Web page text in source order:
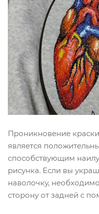
Проникновение
является
способствующим
рисунка. Если вы
наволочку,
сторону от задней с